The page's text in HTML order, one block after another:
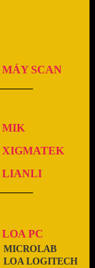
MÁY SCAN
MIK
XIGMATEK
LIANLI
LOA PC
LOA LOGITECH
MICROLAB